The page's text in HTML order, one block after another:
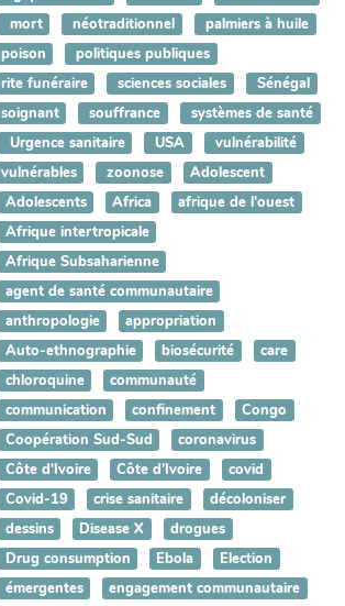
mort
néotraditionnel
palmiers à huile
poison
politiques publiques
rite funéraire
sciences sociales
Sénégal
soignant
souffrance
systèmes de santé
Urgence sanitaire
USA
vulnérabilité
vulnérables
zoonose
Adolescent
Adolescents
Africa
afrique de l'ouest
Afrique intertropicale
Afrique Subsaharienne
agent de santé communautaire
anthropologie
appropriation
Auto-ethnographie
biosécurité
care
chloroquine
communauté
communication
confinement
Congo
Coopération Sud-Sud
coronavirus
Côte d'Ivoire
Côte d’Ivoire
covid
Covid-19
crise sanitaire
décoloniser
dessins
Disease X
drogues
Drug consumption
Ebola
Election
émergentes
engagement communautaire